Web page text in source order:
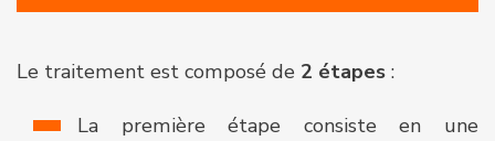
Le traitement est composé de 2 étapes :
La première étape consiste en une